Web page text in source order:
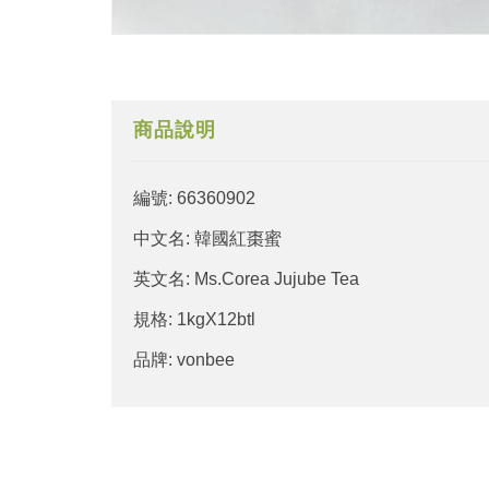
商品說明
編號: 66360902
中文名: 韓國紅棗蜜
英文名: Ms.Corea Jujube Tea
規格: 1kgX12btl
品牌: vonbee